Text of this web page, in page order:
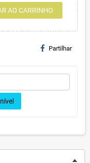
AO CARRINHO
Partilhar